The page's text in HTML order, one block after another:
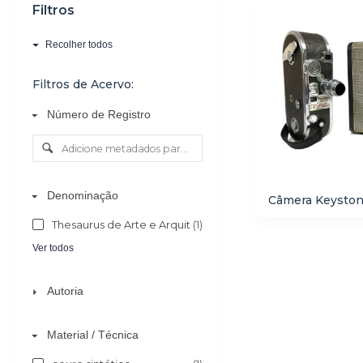
Filtros
Recolher todos
Filtros de Acervo:
Número de Registro
Denominação
Thesaurus de Arte e Arquitetura - AAT
(1)
Ver todos
Autoria
Material / Técnica
Câmera